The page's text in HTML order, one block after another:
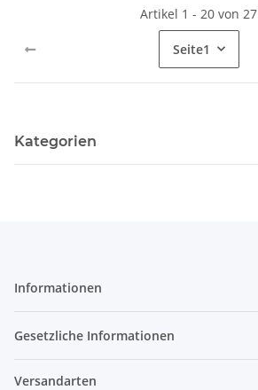
Artikel 1 - 20 von 27
Seite1
Kategorien
Informationen
Gesetzliche Informationen
Versandarten